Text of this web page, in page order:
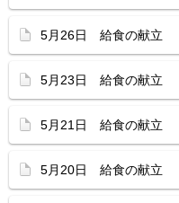
5月26日 給食の献立
5月23日 給食の献立
5月21日 給食の献立
5月20日 給食の献立